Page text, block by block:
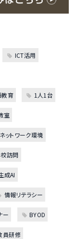
ICT活用
教育 1人1台
室
ネットワーク環境
訪問
成AI
情報リテラシー
ー BYOD
員研修